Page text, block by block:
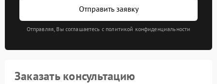
Отправить заявку
Отправляя, Вы соглашаетесь с политикой конфиденциальности
Заказать консультацию